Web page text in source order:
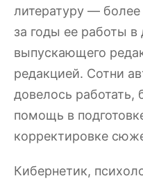
литературу — более
за годы ее работы
выпускающего
редакцией. Сотни
довелось работать,
помощь в
корректировке
Кибернетик,